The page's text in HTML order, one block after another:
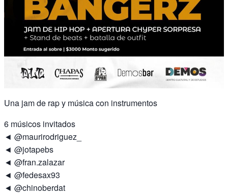
Una jam de rap y música con instrumentos
6 músicos invitados
◄ @maurirodriguez_
◄ @jotapebs
◄ @fran.zalazar
◄ @fedesax93
◄ @chinoberdat